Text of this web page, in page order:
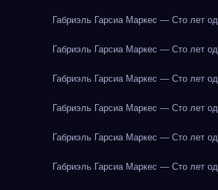
Габриэль Гарсиа Маркес — Сто лет
Габриэль Гарсиа Маркес — Сто лет
Габриэль Гарсиа Маркес — Сто лет
Габриэль Гарсиа Маркес — Сто лет
Габриэль Гарсиа Маркес — Сто лет
Габриэль Гарсиа Маркес — Сто лет